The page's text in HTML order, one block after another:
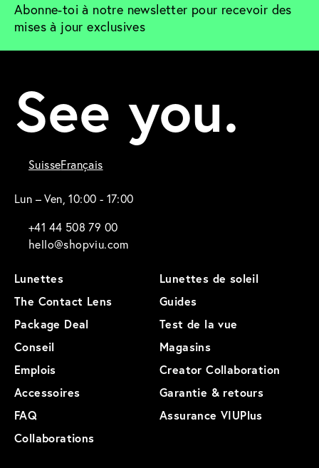
Abonne-toi à notre newsletter pour recevoir des
mises à jour exclusives
See you.
SuisseFrançais
Lun – Ven, 10:00 - 17:00
+41 44 508 79 00
hello@shopviu.com
Lunettes
Lunettes de soleil
The Contact Lens
Guides
Package Deal
Test de la vue
Conseil
Magasins
Emplois
Creator Collaboration
Accessoires
Garantie & retours
FAQ
Assurance VIUPlus
Collaborations